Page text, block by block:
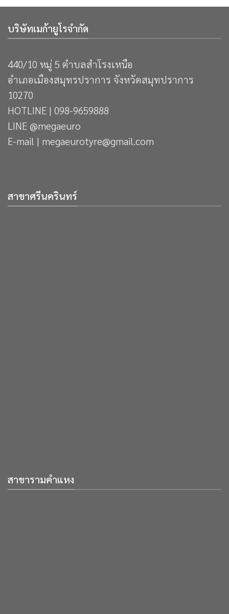
บริษัทเมก้ายูโรจำกัด
440/10 หมู่ 5 ตำบลสำโรงเหนือ
อำเภอเมืองสมุทรปราการ จังหวัดสมุทปราการ
10270
HOTLINE | 098-9659888
LINE @megaeuro
E-mail | megaeurotyre@gmail.com
สาขาศรีนครินทร์
สาขารามคำแหง